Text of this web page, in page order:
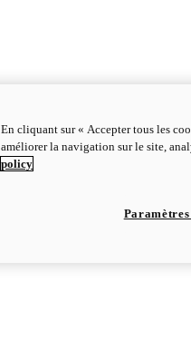
En cliquant sur « Accepter tous les
améliorer la navigation sur le site,
policy
Paramètres